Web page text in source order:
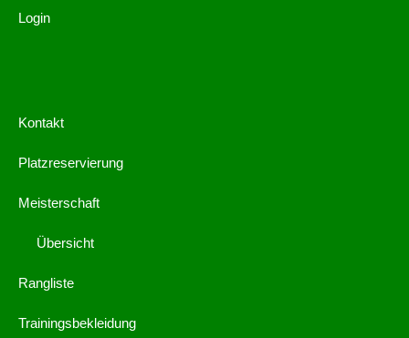
Login
Kontakt
Platzreservierung
Meisterschaft
Übersicht
Rangliste
Trainingsbekleidung